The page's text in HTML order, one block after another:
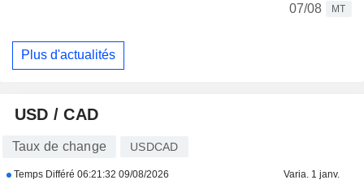
07/08
MT
Plus d'actualités
USD / CAD
Taux de change USDCAD
Temps Différé 06:21:32 09/08/2026 Varia. 1 janv.